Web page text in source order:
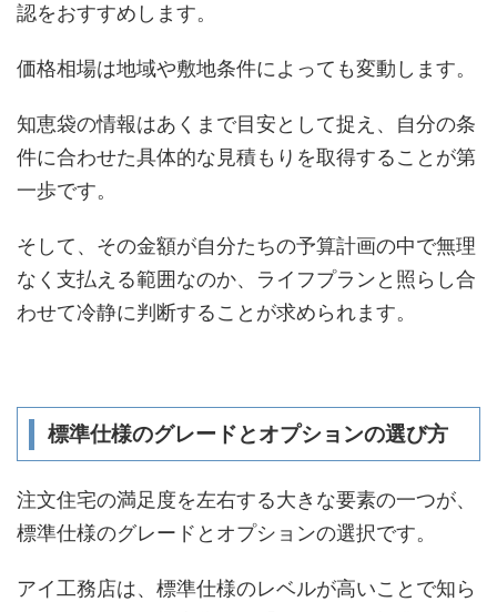
認をおすすめします。
価格相場は地域や敷地条件によっても変動します。
知恵袋の情報はあくまで目安として捉え、自分の条
件に合わせた具体的な見積もりを取得することが第
一歩です。
そして、その金額が自分たちの予算計画の中で無理
なく支払える範囲なのか、ライフプランと照らし合
わせて冷静に判断することが求められます。
標準仕様のグレードとオプションの選び方
注文住宅の満足度を左右する大きな要素の一つが、
標準仕様のグレードとオプションの選択です。
アイ工務店は、標準仕様のレベルが高いことで知ら